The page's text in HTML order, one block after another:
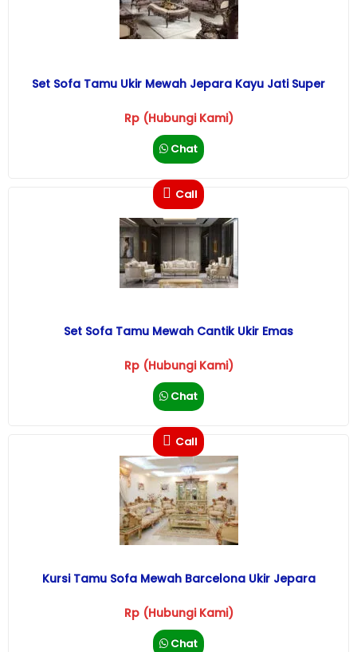
Set Sofa Tamu Ukir Mewah Jepara Kayu Jati Super
Rp (Hubungi Kami)
Chat
Call
Set Sofa Tamu Mewah Cantik Ukir Emas
Rp (Hubungi Kami)
Chat
Call
Kursi Tamu Sofa Mewah Barcelona Ukir Jepara
Rp (Hubungi Kami)
Chat